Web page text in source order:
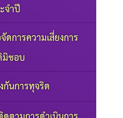
จำปี
ดการความเสี่ยงการ
มิชอบ
นการทุจริต